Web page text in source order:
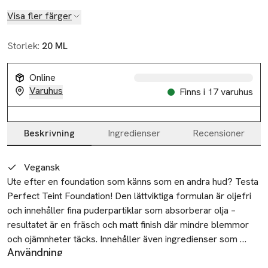
Visa fler färger
Storlek: 20 ML
Online
Varuhus
Finns i 17 varuhus
Beskrivning Ingredienser Recensioner
Beskrivning
Vegansk
Ute efter en foundation som känns som en andra hud? Testa
Perfect Teint Foundation! Den lättviktiga formulan är oljefri
och innehåller fina puderpartiklar som absorberar olja –
resultatet är en fräsch och matt finish där mindre blemmor
och ojämnheter täcks. Innehåller även ingredienser som
återfuktar, lugnar, skyddar och ger näring.
Användning